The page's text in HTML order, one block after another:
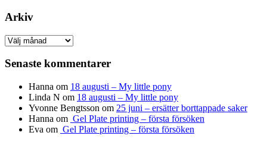
Arkiv
Arkiv
Senaste kommentarer
Hanna om 18 augusti – My little pony
Linda N om 18 augusti – My little pony
Yvonne Bengtsson om 25 juni – ersätter borttappade saker
Hanna om Gel Plate printing – första försöken
Eva om Gel Plate printing – första försöken